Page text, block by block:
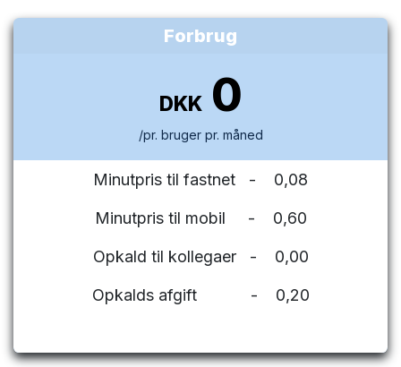
Forbrug
DKK 0
/pr. bruger pr. måned
Minutpris til fastnet - 0,08
Minutpris til mobil - 0,60
Opkald til kollegaer - 0,00
Opkalds afgift - 0,20